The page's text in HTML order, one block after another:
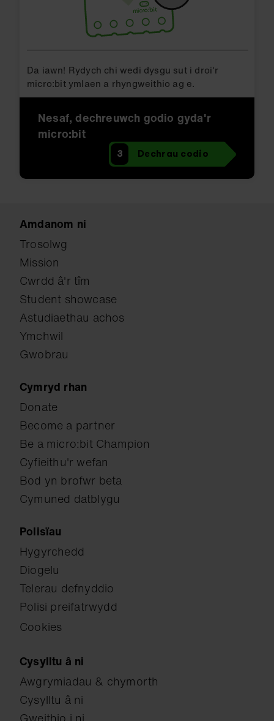
Da iawn! Rydych chi wedi dysgu sut i droi'r
micro:bit ymlaen a rhyngweithio ag e.
Nesaf, dechreuwch godio gyda'r
micro:bit
3 Dechrau codio
Amdanom ni
Trosolwg
Mission
Cwrdd â'r tîm
Student showcase
Astudiaethau achos
Ymchwil
Gwobrau
Cymryd rhan
Donate
Become a partner
Be a micro:bit Champion
Cyfieithu'r wefan
Bod yn brofwr beta
Cymuned datblygu
Polisïau
Hygyrchedd
Diogelu
Telerau defnyddio
Polisi preifatrwydd
Cookies
Cysylltu â ni
Awgrymiadau & chymorth
Cysylltu â ni